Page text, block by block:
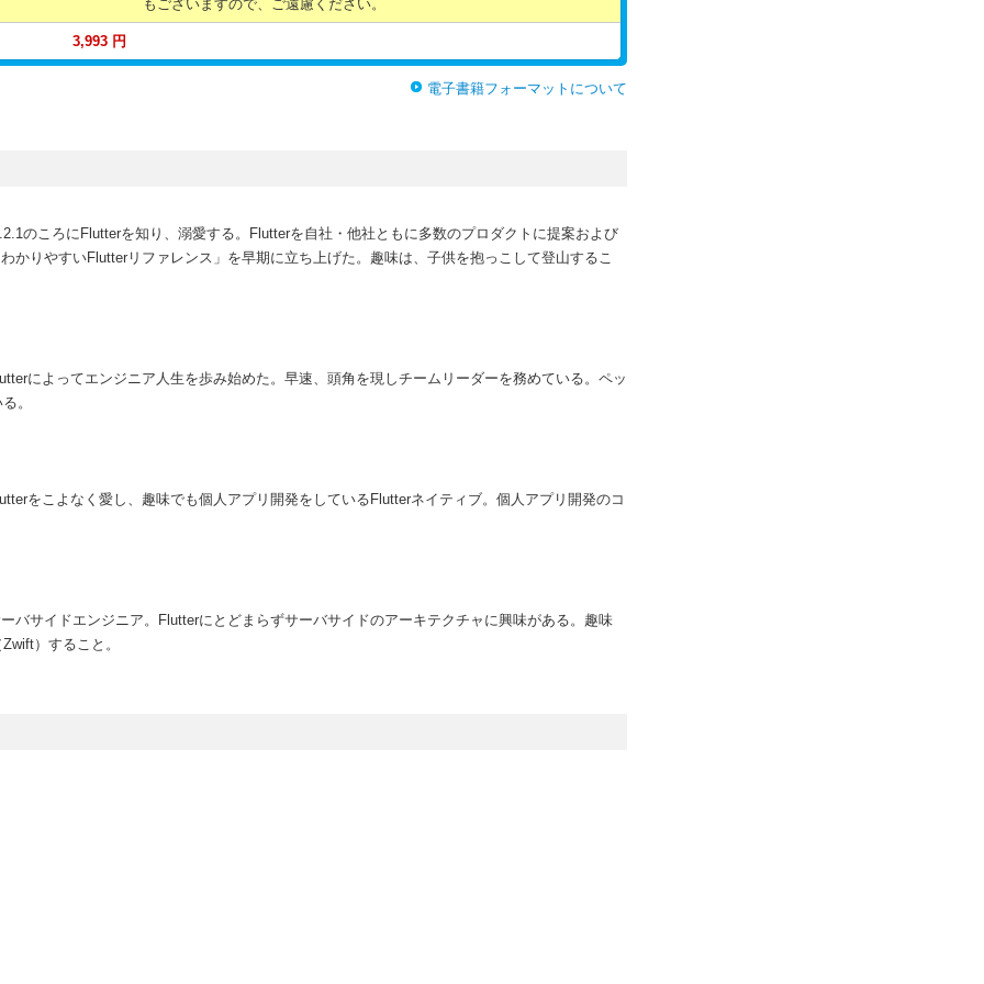
もございますので、ご遠慮ください。
3,993 円
電子書籍フォーマットについて
のころにFlutterを知り、溺愛する。Flutterを自社・他社ともに多数のプロダクトに提案および
かりやすいFlutterリファレンス」を早期に立ち上げた。趣味は、子供を抱っこして登山するこ
によってエンジニア人生を歩み始めた。早速、頭角を現しチームリーダーを務めている。ペッ
。
をこよなく愛し、趣味でも個人アプリ開発をしているFlutterネイティブ。個人アプリ開発のコ
サイドエンジニア。Flutterにとどまらずサーバサイドのアーキテクチャに興味がある。趣味
）すること。